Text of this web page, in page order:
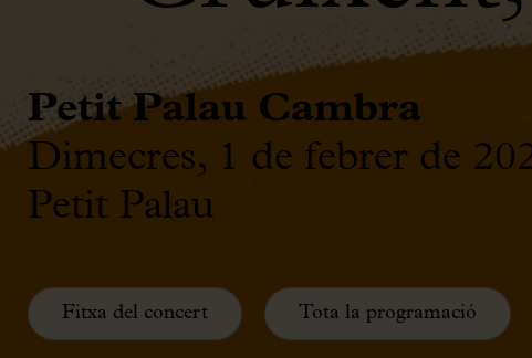
Petit Palau Cambra
Dimecres, 1 de febrer de
Petit Palau
Fitxa del concert Tota la programació